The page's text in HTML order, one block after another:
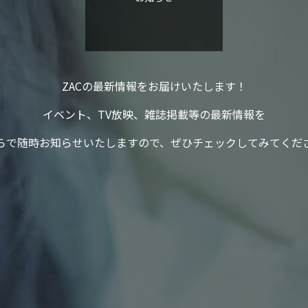
ZACの最新情報をお届けいたします！
イベント、TV放映、雑誌掲載等の最新情報を
で随時お知らせいたしますので、ぜひチェックしてみてくだ